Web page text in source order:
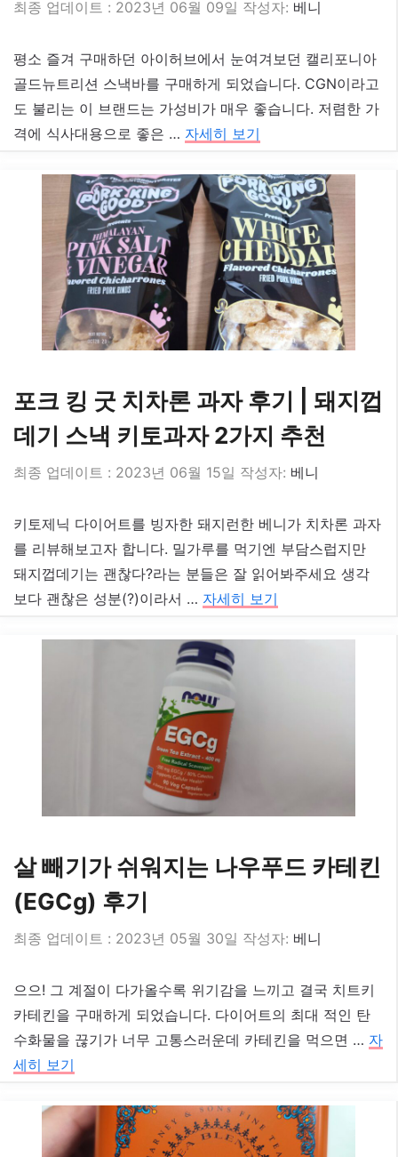
2023년 06월 09일 작성자: 베니
평소 즐겨 구매하던 아이허브에서 눈여겨보던 캘리포니아
골드뉴트리션 스낵바를 구매하게 되었습니다. CGN이라고
도 불리는 이 브랜드는 가성비가 매우 좋습니다. 저렴한 가
격에 식사대용으로 좋은 … 자세히 보기
포크 킹 굿 치차론 과자 후기 | 돼지껍
데기 스낵 키토과자 2가지 추천
2023년 06월 15일 작성자: 베니
키토제닉 다이어트를 빙자한 돼지런한 베니가 치차론 과자
를 리뷰해보고자 합니다. 밀가루를 먹기엔 부담스럽지만
돼지껍데기는 괜찮다?라는 분들은 잘 읽어봐주세요 생각
보다 괜찮은 성분(?)이라서 … 자세히 보기
살 빼기가 쉬워지는 나우푸드 카테킨
(EGCg) 후기
2023년 05월 30일 작성자: 베니
으으! 그 계절이 다가올수록 위기감을 느끼고 결국 치트키
카테킨을 구매하게 되었습니다. 다이어트의 최대 적인 탄
수화물을 끊기가 너무 고통스러운데 카테킨을 먹으면 … 자
세히 보기